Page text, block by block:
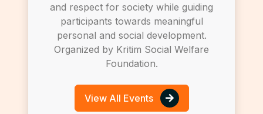
and respect for society while guiding
participants towards meaningful
personal and social development.
Organized by Kritim Social Welfare
Foundation.
View All Events